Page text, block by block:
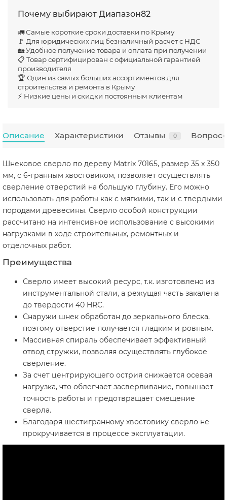
Почему выбирают Диапазон82
🚛 Самые короткие сроки доставки по Крыму
🚩 Для юридических лиц безналичный расчет с НДС
🏡 Удобное получение товара и оплата при получении
📋 Товар сертифицирован с официальной гарантией
производителя
🏆 Один из самых больших ассортиментов для
строительства и ремонта в Крыму
⚡ Низкие цены и скидки постоянным клиентам
Описание Характеристики Отзывы 0 Вопрос-
Шнековое сверло по дереву Matrix 70165, размер 35 х 350
мм, с 6-гранным хвостовиком, позволяет осуществлять
сверление отверстий на большую глубину. Его можно
использовать для работы как с мягкими, так и с твердыми
породами древесины. Сверло особой конструкции
рассчитано на интенсивное использование с высокими
нагрузками в ходе строительных, ремонтных и
отделочных работ.
Преимущества
Сверло имеет высокий ресурс, т.к. изготовлено из
инструментальной стали, а режущая часть закалена
до твердости 40 HRC.
Снаружи шнек обработан до зеркального блеска,
поэтому отверстие получается гладким и ровным.
Массивная спираль обеспечивает эффективный
отвод стружки, позволяя осуществлять глубокое
сверление.
За счет центрирующего острия снижается осевая
нагрузка, что облегчает засверливание, повышает
точность работы и предотвращает смещение
сверла.
Благодаря шестигранному хвостовику сверло не
прокручивается в процессе эксплуатации.